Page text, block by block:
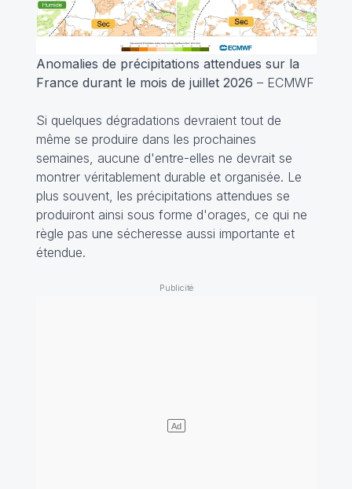
Anomalies de précipitations attendues sur la
France durant le mois de juillet 2026 – ECMWF
Si quelques dégradations devraient tout de
même se produire dans les prochaines
semaines, aucune d'entre-elles ne devrait se
montrer véritablement durable et organisée. Le
plus souvent, les précipitations attendues se
produiront ainsi sous forme d'orages, ce qui ne
règle pas une sécheresse aussi importante et
étendue.